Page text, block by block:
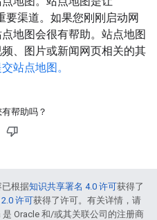
要渠道。如果您刚刚启动网
点地图会很有帮助。站点地图
、图片或新闻网页相关的其
站点地图。
帮助吗？
已根据知识共享署名 4.0 许可获得了
许可获得了许可。有关详情，请
是 Oracle 和/或其关联公司的注册商